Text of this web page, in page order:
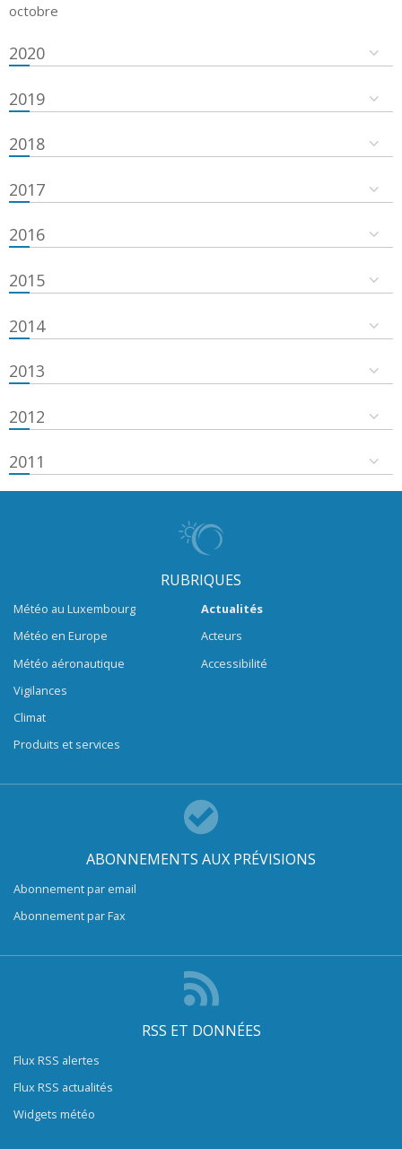
octobre
2020
2019
2018
2017
2016
2015
2014
2013
2012
2011
RUBRIQUES
Météo au Luxembourg
Météo en Europe
Météo aéronautique
Vigilances
Climat
Produits et services
Actualités
Acteurs
Accessibilité
ABONNEMENTS AUX PRÉVISIONS
Abonnement par email
Abonnement par Fax
RSS ET DONNÉES
Flux RSS alertes
Flux RSS actualités
Widgets météo